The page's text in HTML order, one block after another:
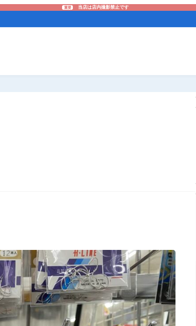
重要 当店は店内撮影禁止です